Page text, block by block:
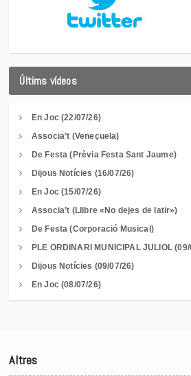
Últims vídeos
En Joc (22/07/26)
Associa’t (Veneçuela)
De Festa (Prèvia Festa Sant Jaume)
Dijous Notícies (16/07/26)
En Joc (15/07/26)
Associa’t (Llibre «No dejes de latir»)
De Festa (Corporació Musical)
PLE ORDINARI MUNICIPAL JULIOL
Dijous Notícies (09/07/26)
En Joc (08/07/26)
Altres